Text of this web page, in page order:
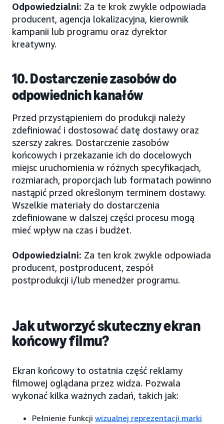
Odpowiedzialni: Za te krok zwykle odpowiada
producent, agencja lokalizacyjna, kierownik
kampanii lub programu oraz dyrektor
kreatywny.
10. Dostarczenie zasobów do
odpowiednich kanałów
Przed przystąpieniem do produkcji należy
zdefiniować i dostosować datę dostawy oraz
szerszy zakres. Dostarczenie zasobów
końcowych i przekazanie ich do docelowych
miejsc uruchomienia w różnych specyfikacjach,
rozmiarach, proporcjach lub formatach powinno
nastąpić przed określonym terminem dostawy.
Wszelkie materiały do dostarczenia
zdefiniowane w dalszej części procesu mogą
mieć wpływ na czas i budżet.
Odpowiedzialni: Za ten krok zwykle odpowiada
producent, postproducent, zespół
postprodukcji i/lub menedżer programu.
Jak utworzyć skuteczny ekran
końcowy filmu?
Ekran końcowy to ostatnia część reklamy
filmowej oglądana przez widza. Pozwala
wykonać kilka ważnych zadań, takich jak:
Pełnienie funkcji wizualnej reprezentacji marki